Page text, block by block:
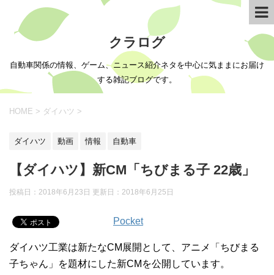
クラログ
自動車関係の情報、ゲーム、ニュース紹介ネタを中心に気ままにお届け
する雑記ブログです。
HOME > ダイハツ >
ダイハツ 動画 情報 自動車
【ダイハツ】新CM「ちびまる子 22歳」
投稿日：2018年6月23日 更新日： 2018年6月25日
Pocket
ダイハツ工業は新たなCM展開として、アニメ「ちびまる
子ちゃん」を題材にした新CMを公開しています。